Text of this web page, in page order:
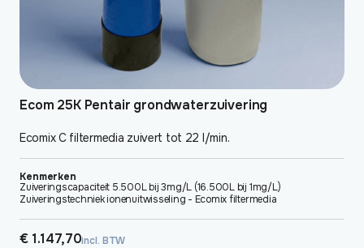
Ecom 25K Pentair grondwaterzuivering
Ecomix C filtermedia zuivert tot 22 l/min.
Kenmerken
Zuiveringscapaciteit 5.500L bij 3mg/L (16.500L bij 1mg/L)
Zuiveringstechniek ionenuitwisseling - Ecomix filtermedia
€1.147,70incl. BTW